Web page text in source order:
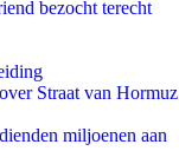
bezocht terecht
Straat van Hormuz
miljoenen aan